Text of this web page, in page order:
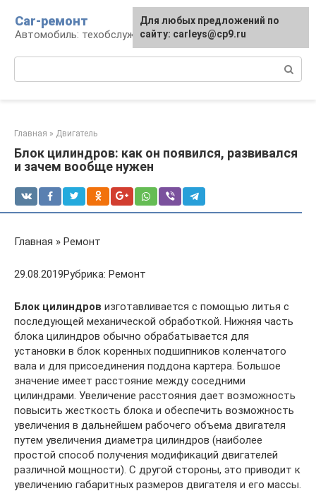
контенту
Car-ремонт
Автомобиль: техобслуживание и ремонт
Главная » Двигатель
Блок цилиндров: как он появился, развивался
и зачем вообще нужен
Главная » Ремонт
29.08.2019Рубрика: Ремонт
Блок цилиндров изготавливается с помощью литья с
последующей механической обработкой. Нижняя часть
блока цилиндров обычно обрабатывается для
установки в блок коренных подшипников коленчатого
вала и для присоединения поддона картера. Большое
значение имеет расстояние между соседними
цилиндрами. Увеличение расстояния дает возможность
повысить жесткость блока и обеспечить возможность
увеличения в дальнейшем рабочего объема двигателя
путем увеличения диаметра цилиндров (наиболее
простой способ получения модификаций двигателей
различной мощности). С другой стороны, это приводит к
увеличению га­баритных размеров двигателя и его массы.
Для любых предложений по
сайту: carleys@cp9.ru